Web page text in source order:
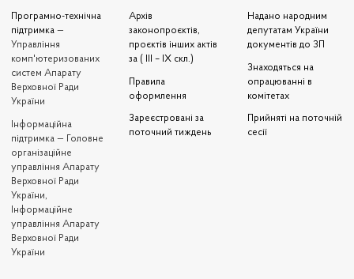
Програмно-технічна
підтримка —
Управління
комп'ютеризованих
систем Апарату
Верховної Ради
України
Iнформаційна
підтримка — Головне
організаційне
управління Апарату
Верховної Ради
України,
Інформаційне
управління Апарату
Верховної Ради
України
Архів
законопроєктів,
проєктів інших актів
за ( III – IX скл.)
Правила
оформлення
Зареєстровані за
поточний тиждень
Надано народним
депутатам України
документів до ЗП
Знаходяться на
опрацюванні в
комітетах
Прийняті на поточній
сесії